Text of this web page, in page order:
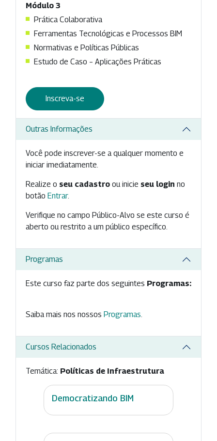
Módulo 3
Prática Colaborativa
Ferramentas Tecnológicas e Processos BIM
Normativas e Políticas Públicas
Estudo de Caso – Aplicações Práticas
Inscreva-se
Outras Informações
Você pode inscrever-se a qualquer momento e
iniciar imediatamente.
Realize o seu cadastro ou inicie seu login no
botão Entrar.
Verifique no campo Público-Alvo se este curso é
aberto ou restrito a um público específico.
Programas
Este curso faz parte dos seguintes Programas:
Saiba mais nos nossos Programas
Cursos Relacionados
Temática: Políticas de Infraestrutura
Democratizando BIM